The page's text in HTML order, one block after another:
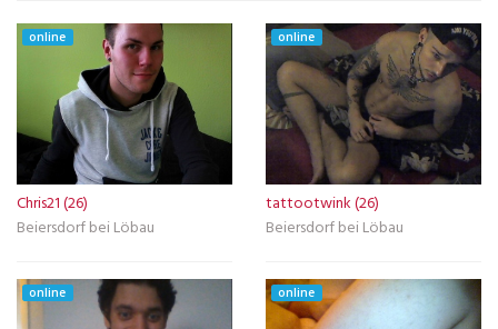
online
Chris21 (26)
Beiersdorf bei Löbau
online
tattootwink (26)
Beiersdorf bei Löbau
online online